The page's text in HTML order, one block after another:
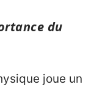
du
joue un